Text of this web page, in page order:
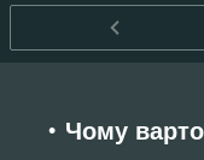
Чому